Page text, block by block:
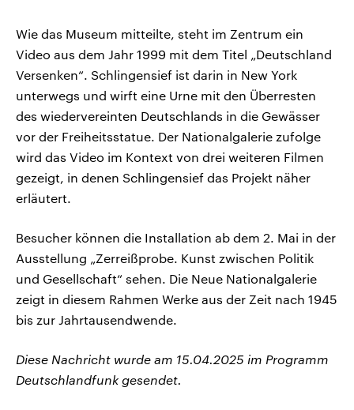
Wie das Museum mitteilte, steht im Zentrum ein
Video aus dem Jahr 1999 mit dem Titel „Deutschland
Versenken“. Schlingensief ist darin in New York
unterwegs und wirft eine Urne mit den Überresten
des wiedervereinten Deutschlands in die Gewässer
vor der Freiheitsstatue. Der Nationalgalerie zufolge
wird das Video im Kontext von drei weiteren Filmen
gezeigt, in denen Schlingensief das Projekt näher
erläutert.
Besucher können die Installation ab dem 2. Mai in der
Ausstellung „Zerreißprobe. Kunst zwischen Politik
und Gesellschaft“ sehen. Die Neue Nationalgalerie
zeigt in diesem Rahmen Werke aus der Zeit nach 1945
bis zur Jahrtausendwende.
Diese Nachricht wurde am 15.04.2025 im Programm
Deutschlandfunk gesendet.